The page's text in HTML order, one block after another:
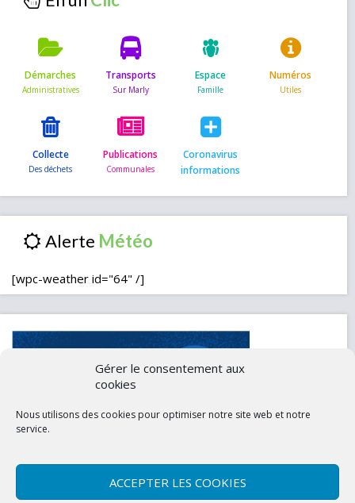
Gérer le consentement aux
cookies
Nous utilisons des cookies pour optimiser notre site web et notre
service.
ACCEPTER LES COOKIES
Démarches Transports Espace Numéros
Collecte Publications
Coronavirus
informations
Alerte
[wpc-weather id="64" /]